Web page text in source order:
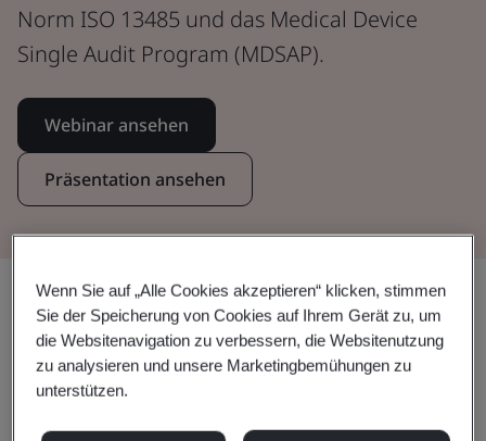
Norm ISO 13485 und das Medical Device
Single Audit Program (MDSAP).
Webinar ansehen
Präsentation ansehen
Teilen:
Wichtige Standards,
Wenn Sie auf „Alle Cookies akzeptieren“ klicken, stimmen
Sie der Speicherung von Cookies auf Ihrem Gerät zu, um
die Websitenavigation zu verbessern, die Websitenutzung
zu analysieren und unsere Marketingbemühungen zu
unterstützen.